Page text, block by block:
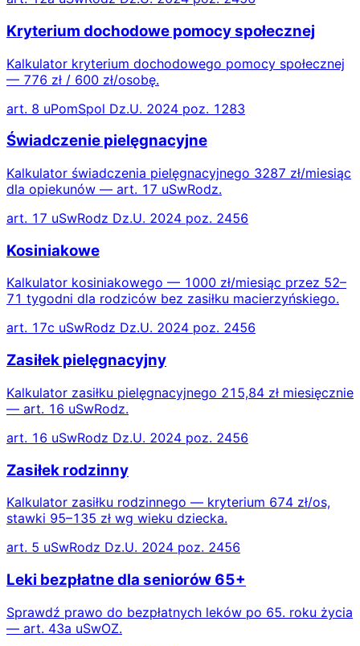
Kryterium dochodowe pomocy społecznej
Kalkulator kryterium dochodowego pomocy społecznej
— 776 zł / 600 zł/osobę.
art. 8 uPomSpol Dz.U. 2024 poz. 1283
Świadczenie pielęgnacyjne
Kalkulator świadczenia pielęgnacyjnego 3287 zł/miesiąc
dla opiekunów — art. 17 uSwRodz.
art. 17 uSwRodz Dz.U. 2024 poz. 2456
Kosiniakowe
Kalkulator kosiniakowego — 1000 zł/miesiąc przez 52–
71 tygodni dla rodziców bez zasiłku macierzyńskiego.
art. 17c uSwRodz Dz.U. 2024 poz. 2456
Zasiłek pielęgnacyjny
Kalkulator zasiłku pielęgnacyjnego 215,84 zł miesięcznie
— art. 16 uSwRodz.
art. 16 uSwRodz Dz.U. 2024 poz. 2456
Zasiłek rodzinny
Kalkulator zasiłku rodzinnego — kryterium 674 zł/os,
stawki 95–135 zł wg wieku dziecka.
art. 5 uSwRodz Dz.U. 2024 poz. 2456
Leki bezpłatne dla seniorów 65+
Sprawdź prawo do bezpłatnych leków po 65. roku życia
— art. 43a uSwOZ.